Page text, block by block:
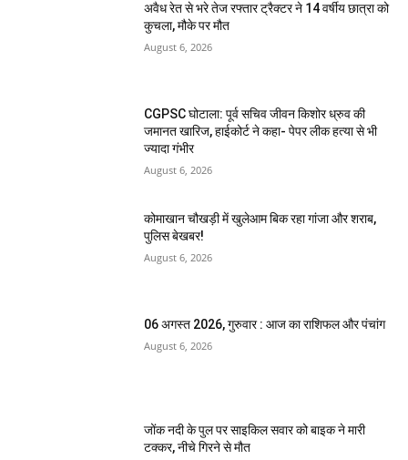
अवैध रेत से भरे तेज रफ्तार ट्रैक्टर ने 14 वर्षीय छात्रा को
कुचला, मौके पर मौत
August 6, 2026
CGPSC घोटाला: पूर्व सचिव जीवन किशोर ध्रुव की
जमानत खारिज, हाईकोर्ट ने कहा- पेपर लीक हत्या से भी
ज्यादा गंभीर
August 6, 2026
कोमाखान चौखड़ी में खुलेआम बिक रहा गांजा और शराब,
पुलिस बेखबर!
August 6, 2026
06 अगस्त 2026, गुरुवार : आज का राशिफल और पंचांग
August 6, 2026
जोंक नदी के पुल पर साइकिल सवार को बाइक ने मारी
टक्कर, नीचे गिरने से मौत